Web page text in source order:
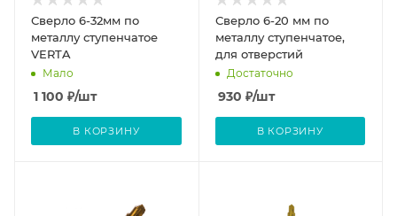
Сверло 6-32мм по
металлу ступенчатое
VERTA
Мало
1 100 ₽/шт
В КОРЗИНУ
Сверло 6-20 мм по
металлу ступенчатое,
для отверстий
Достаточно
930 ₽/шт
В КОРЗИНУ